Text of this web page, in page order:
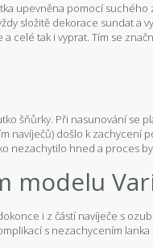
upevněna pomocí
složitě dekorace sundat a
celé tak i vyprat. Tím se
šňůrky. Při nasunování se
navíječů) došlo k zachycení
nezachytilo hned a proces
modelu
i z částí navíječe s
s nezachycením